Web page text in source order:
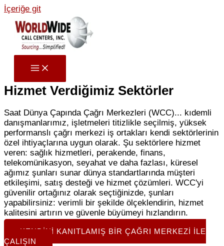
İçeriğe git
Hizmet Verdiğimiz Sektörler
Saat Dünya Çapında Çağrı Merkezleri (WCC)... kıdemli
danışmanlarımız, işletmeleri titizlikle seçilmiş, yüksek
performanslı çağrı merkezi iş ortakları kendi sektörlerinin
özel ihtiyaçlarına uygun olarak. Şu sektörlere hizmet
veren: sağlık hizmetleri, perakende, finans,
telekomünikasyon, seyahat ve daha fazlası, küresel
ağımız şunları sunar dünya standartlarında müşteri
etkileşimi, satış desteği ve hizmet çözümleri. WCC'yi
güvenilir ortağınız olarak seçtiğinizde, şunları
yapabilirsiniz: verimli bir şekilde ölçeklendirin, hizmet
kalitesini artırın ve güvenle büyümeyi hızlandırın.
KENDINI KANITLAMIŞ BIR ÇAĞRI MERKEZI ILE
ÇALIŞIN